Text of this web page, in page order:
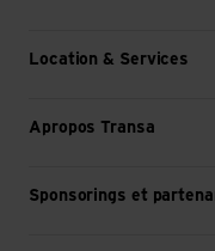
Location & Services
Apropos Transa
Sponsorings et